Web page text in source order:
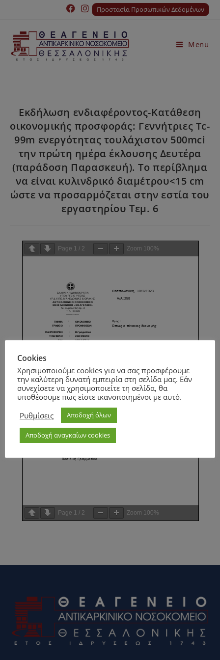
Προστασία Προσωπικών Δεδομένων
Menu
Εκδήλωση ενδιαφέροντος-Κατάθεση
οικονομικής προσφοράς: Γεννήτριες Tc-
99m ενεργότητας τουλάχιστον 500mci
την πρώτη ημέρα έκλουσης Δευτέρα
(παράδοση Παρασκευή). Το περίβλημα
να είναι κυλινδρικό διαμέτρου<15 cm
ώστε να προσαρμόζεται στην εστία του
εργαστηρίου Τεμ. 6
Page 1 / 2 Zoom 100%
Page 1 / 2 Zoom 100%
Cookies
Χρησιμοποιούμε cookies για να σας προσφέρουμε
την καλύτερη δυνατή εμπειρία στη σελίδα μας. Εάν
συνεχίσετε να χρησιμοποιείτε τη σελίδα, θα
υποθέσουμε πως είστε ικανοποιημένοι με αυτό.
Ρυθμίσεις
Αποδοχή όλων
Αποδοχή αναγκαίων cookies